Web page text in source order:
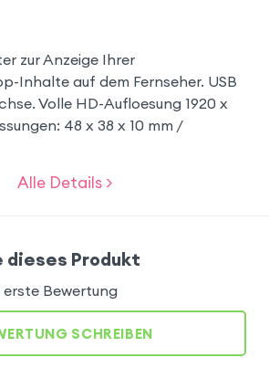
zur Anzeige Ihrer
Inhalte auf dem Fernseher. USB
Volle HD-Aufloesung 1920 x
48 x 38 x 10 mm /
Alle Details >
dieses Produkt
erste Bewertung
SCHREIBEN